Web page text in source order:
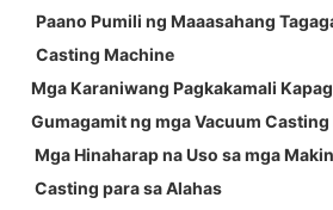
Paano Pumili ng Maaasahang
Casting Machine
Mga Karaniwang Pagkakamali
Gumagamit ng mga Vacuum
Mga Hinaharap na Uso sa mga
Casting para sa Alahas